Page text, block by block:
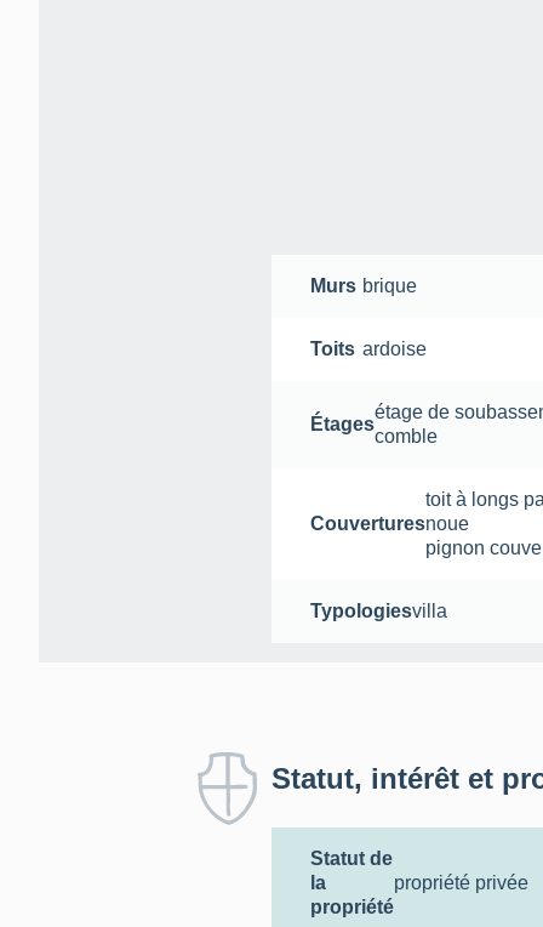
Murs brique
Toits ardoise
Étages
étage de
comble
Couvertures
toit à longs
noue
pignon
Typologiesvilla
Statut, intérêt et
Statut de
la
propriété
propriété privée